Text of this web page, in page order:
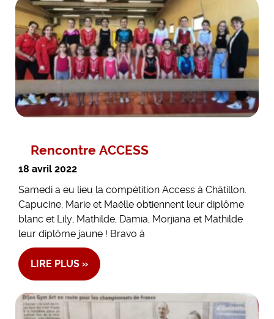
Rencontre ACCESS
18 avril 2022
Samedi a eu lieu la compétition Access à Châtillon.
Capucine, Marie et Maëlle obtiennent leur diplôme
blanc et Lily, Mathilde, Damia, Morjiana et Mathilde
leur diplôme jaune ! Bravo à
LIRE PLUS »